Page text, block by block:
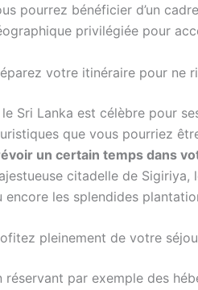
pourrez bénéficier d’un
privilégiée pour
votre itinéraire pour ne
le Sri Lanka est célèbre pour
que vous pourriez
un certain temps dans
citadelle de Sigiriya,
encore les splendides
pleinement de votre
réservant par exemple des